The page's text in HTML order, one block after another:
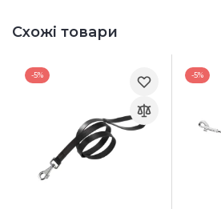
Схожі товари
-5% -5%